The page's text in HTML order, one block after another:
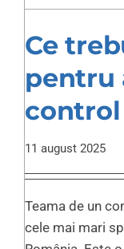
Ce
pentru
control
11 august 2025
Teama de un
cele mai mari